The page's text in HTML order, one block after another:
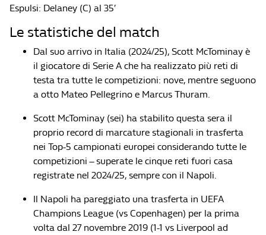
Espulsi: Delaney (C) al 35′
Le statistiche del match
Dal suo arrivo in Italia (2024/25), Scott McTominay è
il giocatore di Serie A che ha realizzato più reti di
testa tra tutte le competizioni: nove, mentre seguono
a otto Mateo Pellegrino e Marcus Thuram.
Scott McTominay (sei) ha stabilito questa sera il
proprio record di marcature stagionali in trasferta
nei Top-5 campionati europei considerando tutte le
competizioni – superate le cinque reti fuori casa
registrate nel 2024/25, sempre con il Napoli.
Il Napoli ha pareggiato una trasferta in UEFA
Champions League (vs Copenhagen) per la prima
volta dal 27 novembre 2019 (1-1 vs Liverpool ad